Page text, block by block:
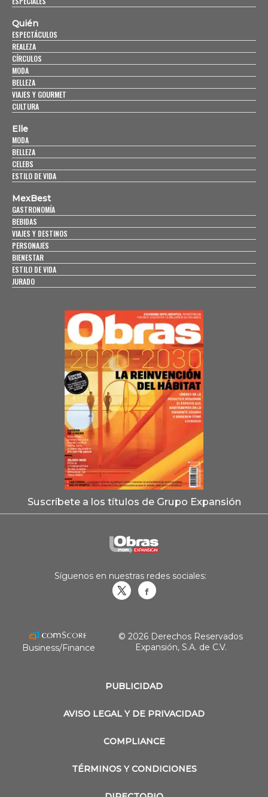
Quién
ESPECTÁCULOS
REALEZA
CÍRCULOS
MODA
BELLEZA
VIAJES Y GOURMET
CULTURA
Elle
MODA
BELLEZA
CELEBS
ESTILO DE VIDA
MexBest
GASTRONOMÍA
BEBIDAS
VIAJES Y DESTINOS
PERSONAJES
BIENESTAR
ESTILO DE VIDA
JURADO
Suscríbete a los títulos de Grupo Expansión
PUBLICIDAD
AVISO LEGAL Y DE PRIVACIDAD
COMPLIANCE
TÉRMINOS Y CONDICIONES
Síguenos en nuestras redes sociales:
Business/Finance
© 2026 Derechos Reservados
Expansión, S.A. de C.V.